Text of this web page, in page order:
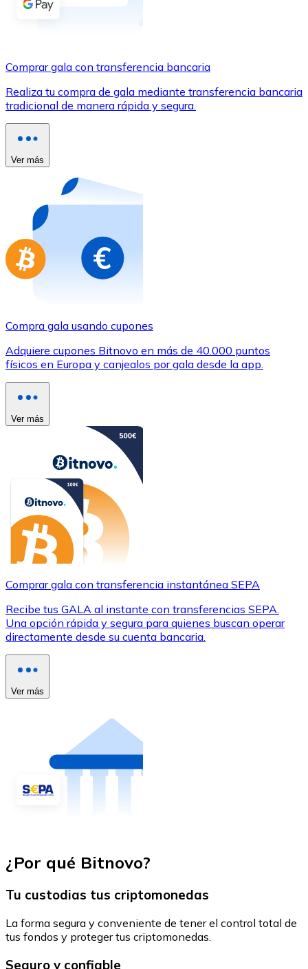
Transferencia SEPA
Utiliza tarjetas Visa y Mastercard para comprar
Comprar con tarjeta
Compra tarjetas regalo de tus marcas favoritas con
Ir a la tienda de tarjetas regalo
Comprar gala con transferencia bancaria
Realiza tu compra de gala mediante transferencia bancaria
tradicional de manera rápida y segura.
Ver más
Compra gala usando cupones
Adquiere cupones Bitnovo en más de 40.000 puntos
físicos en Europa y canjealos por gala desde la app.
Ver más
Comprar gala con transferencia instantánea SEPA
Recibe tus GALA al instante con transferencias SEPA.
Una opción rápida y segura para quienes buscan operar
directamente desde su cuenta bancaria.
Ver más
¿Por qué Bitnovo?
Tu custodias tus criptomonedas
La forma segura y conveniente de tener el control total de
tus fondos y proteger tus criptomonedas.
Seguro y confiable